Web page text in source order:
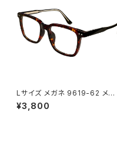
Lサイズ メガネ 9619-62 メン
ズ レディース ユニセックス 眼鏡
大きい フレーム 大きめ 幅広 幅
¥3,800